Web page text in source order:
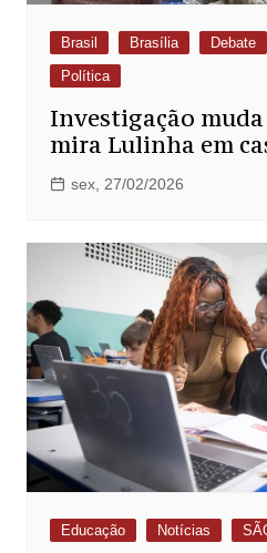
Brasil Brasília Debate
Política
Investigação
mira Lulinha em
sex, 27/02/2026
Educação Notícias